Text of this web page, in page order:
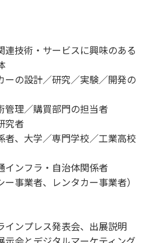
技術・サービスに興味のある
ーの設計／研究／実験／開発の
管理／購買部門の担当者
究者
者、大学／専門学校／工業高校
インフラ・自治体関係者
事業者、レンタカー事業者）
インプレス発表会、出展説明